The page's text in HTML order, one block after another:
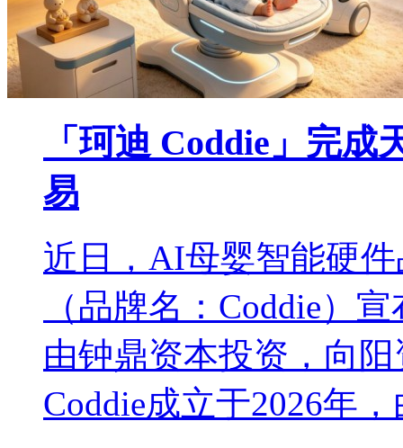
「珂迪 Coddie」完
易
近日，AI母婴智能硬
（品牌名：Coddie）
由钟鼎资本投资，向
Coddie成立于2026年